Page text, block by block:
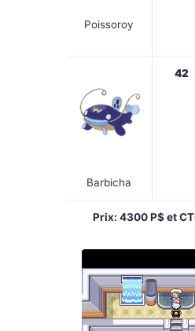
Poissoroy
Barbicha
42
Prix: 4300 P$ et